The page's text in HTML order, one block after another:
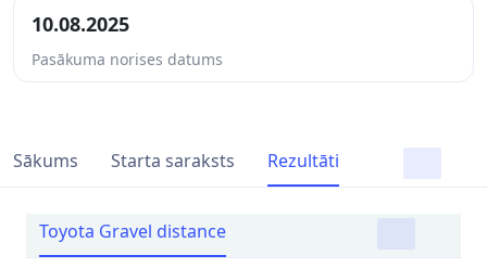
10.08.2025
Pasākuma norises datums
Sākums Starta saraksts Rezultāti
Toyota Gravel distance